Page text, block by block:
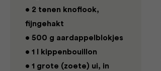
• 2 tenen knoflook,
fijngehakt
• 500 g aardappelblokjes
• 1 l kippenbouillon
• 1 grote (zoete) ui, in